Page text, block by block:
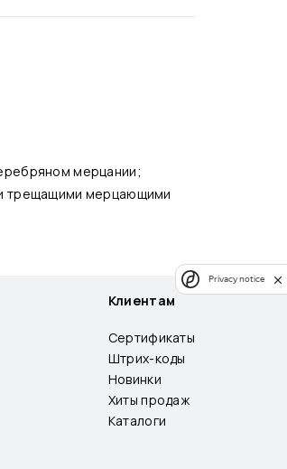
мерцании;
трещащими мерцающими
Клиентам
Сертификаты
Штрих-коды
Новинки
Хиты продаж
Каталоги
Privacy notice